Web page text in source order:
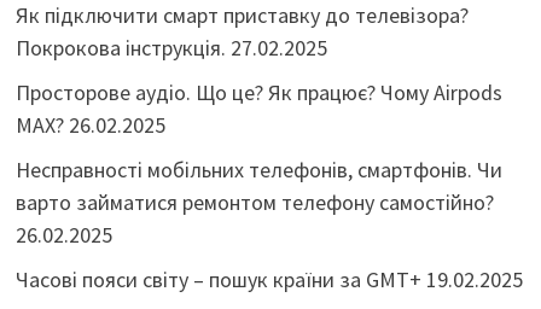
Як підключити смарт приставку до телевізора?
Покрокова інструкція. 27.02.2025
Просторове аудіо. Що це? Як працює? Чому Airpods
MAX? 26.02.2025
Несправності мобільних телефонів, смартфонів. Чи
варто займатися ремонтом телефону самостійно?
26.02.2025
Часові пояси світу – пошук країни за GMT+ 19.02.2025